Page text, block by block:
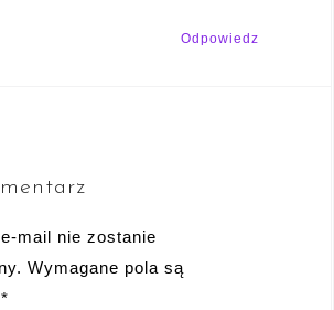
Odpowiedz
mail nie zostanie
Wymagane pola są
*